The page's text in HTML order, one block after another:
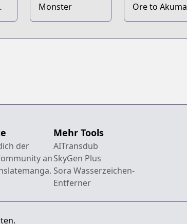
Monster
Ore to Akuma
no Blues
der
an
Mehr Tools
AITransdub
SkyGen Plus
Sora Wasserzeichen-
Entferner